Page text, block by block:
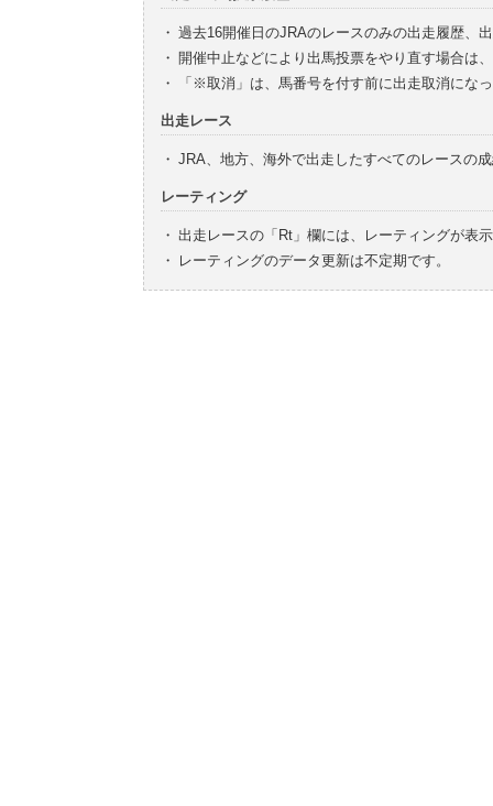
・ 過去16開催日のJRAのレースのみの出走履歴、
・ 開催中止などにより出馬投票をやり直す場合は
・
「※取消」は、馬番号を付す前に出走取消にな
出走レース
・ JRA、地方、海外で出走したすべてのレースの
レーティング
・ 出走レースの「Rt」欄には、レーティングが表
・
レーティングのデータ更新は不定期です。